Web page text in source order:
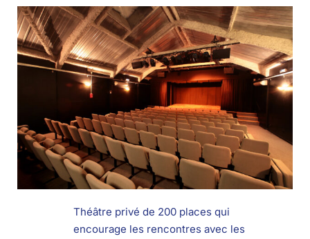
Théâtre privé de 200 places qui
encourage les rencontres avec les